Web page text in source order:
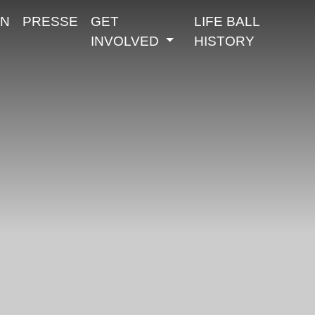
PRESSE
GET
INVOLVED
LIFE BALL
HISTORY